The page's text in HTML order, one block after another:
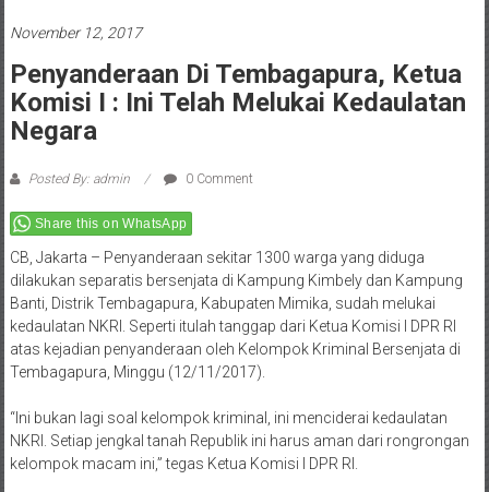
November 12, 2017
Penyanderaan Di Tembagapura, Ketua
Komisi I : Ini Telah Melukai Kedaulatan
Negara
Posted By: admin 0 Comment
Share this on WhatsApp
CB, Jakarta – Penyanderaan sekitar 1300 warga yang diduga
dilakukan separatis bersenjata di Kampung Kimbely dan Kampung
Banti, Distrik Tembagapura, Kabupaten Mimika, sudah melukai
kedaulatan NKRI. Seperti itulah tanggap dari Ketua Komisi I DPR RI
atas kejadian penyanderaan oleh Kelompok Kriminal Bersenjata di
Tembagapura, Minggu (12/11/2017).
“Ini bukan lagi soal kelompok kriminal, ini menciderai kedaulatan
NKRI. Setiap jengkal tanah Republik ini harus aman dari rongrongan
kelompok macam ini,” tegas Ketua Komisi I DPR RI.